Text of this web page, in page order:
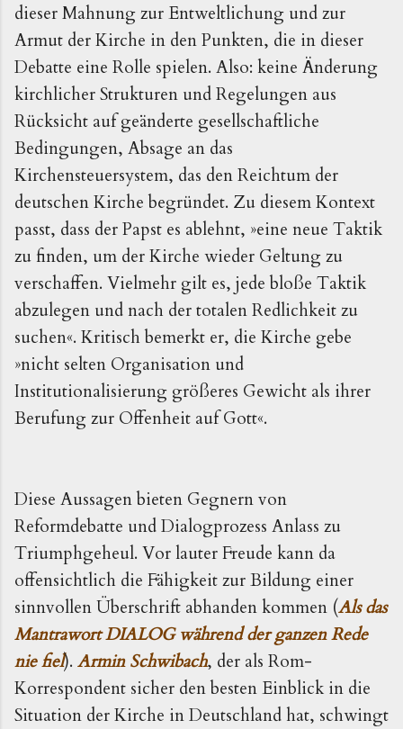
dieser Mahnung zur Entweltlichung und zur
Armut der Kirche in den Punkten, die in dieser
Debatte eine Rolle spielen. Also: keine Änderung
kirchlicher Strukturen und Regelungen aus
Rücksicht auf geänderte gesellschaftliche
Bedingungen, Absage an das
Kirchensteuersystem, das den Reichtum der
deutschen Kirche begründet. Zu diesem Kontext
passt, dass der Papst es ablehnt, »eine neue Taktik
zu finden, um der Kirche wieder Geltung zu
verschaffen. Vielmehr gilt es, jede bloße Taktik
abzulegen und nach der totalen Redlichkeit zu
suchen«. Kritisch bemerkt er, die Kirche gebe
»nicht selten Organisation und
Institutionalisierung größeres Gewicht als ihrer
Berufung zur Offenheit auf Gott«.
Diese Aussagen bieten Gegnern von
Reformdebatte und Dialogprozess Anlass zu
Triumphgeheul. Vor lauter Freude kann da
offensichtlich die Fähigkeit zur Bildung einer
sinnvollen Überschrift abhanden kommen (Als das
Mantrawort DIALOG während der ganzen Rede
nie fiel). Armin Schwibach, der als Rom-
Korrespondent sicher den besten Einblick in die
Situation der Kirche in Deutschland hat, schwingt